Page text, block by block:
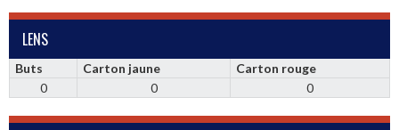
LENS
Buts Carton jaune
Carton rouge
0
0 0